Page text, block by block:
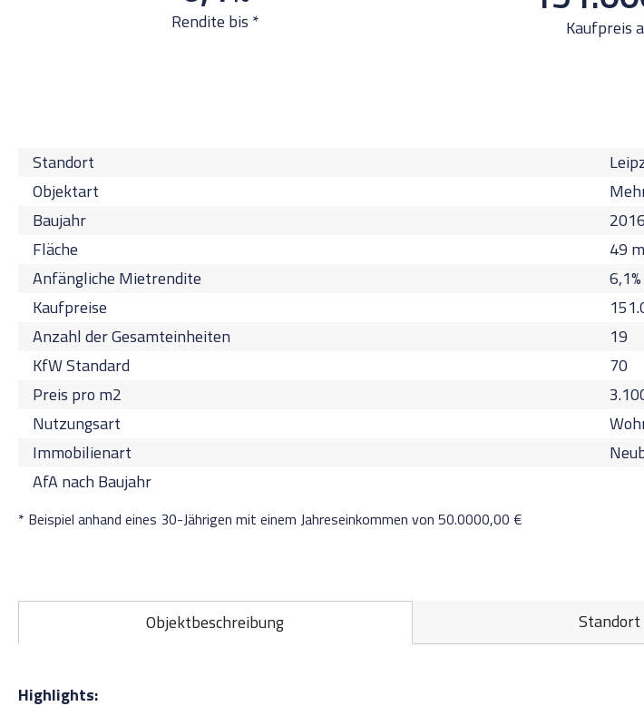
Rendite bis * Kaufpreis
Standort
Objektart
Baujahr
2016
Fläche
49
Anfängliche Mietrendite
6,1%
Kaufpreise
Anzahl der Gesamteinheiten
19
KfW Standard
70
Preis pro m2
Nutzungsart
Immobilienart
AfA nach Baujahr
* Beispiel anhand eines 30-Jährigen mit einem Jahreseinkommen von 50.0000,00 €
Objektbeschreibung Standort
Highlights: